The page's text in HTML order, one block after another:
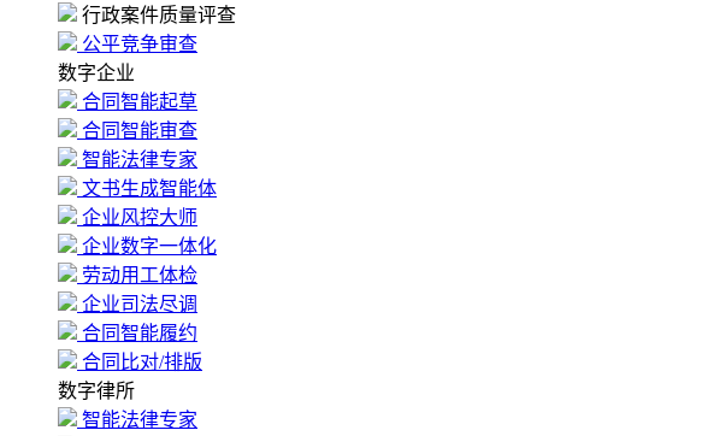
行政案件质量评查
公平竞争审查
数字企业
合同智能起草
合同智能审查
智能法律专家
文书生成智能体
企业风控大师
企业数字一体化
劳动用工体检
企业司法尽调
合同智能履约
合同比对/排版
数字律所
智能法律专家